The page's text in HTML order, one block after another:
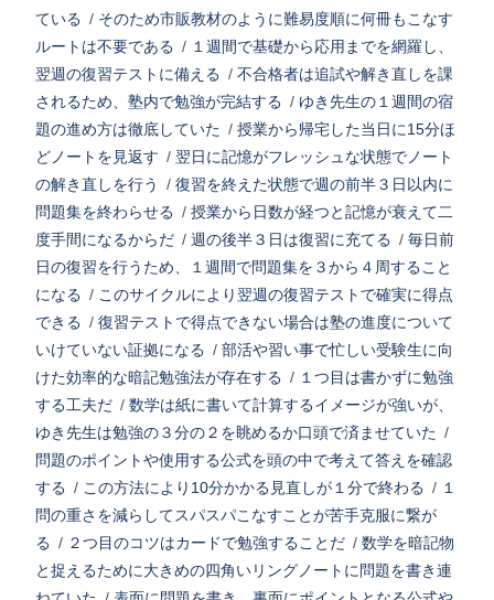
ている / そのため市販教材のように難易度順に何冊もこなす
ルートは不要である / １週間で基礎から応用までを網羅し、
翌週の復習テストに備える / 不合格者は追試や解き直しを課
されるため、塾内で勉強が完結する / ゆき先生の１週間の宿
題の進め方は徹底していた / 授業から帰宅した当日に15分ほ
どノートを見返す / 翌日に記憶がフレッシュな状態でノート
の解き直しを行う
/ 復習を終えた状態で週の前半３日以内に
問題集を終わらせる / 授業から日数が経つと記憶が衰えて二
度手間になるからだ / 週の後半３日は復習に充てる / 毎日前
日の復習を行うため、１週間で問題集を３から４周すること
になる / このサイクルにより翌週の復習テストで確実に得点
できる / 復習テストで得点できない場合は塾の進度について
いけていない証拠になる / 部活や習い事で忙しい受験生に向
けた効率的な暗記勉強法が存在する / １つ目は書かずに勉強
する工夫だ / 数学は紙に書いて計算するイメージが強いが、
ゆき先生は勉強の３分の２を眺めるか口頭で済ませていた /
問題のポイントや使用する公式を頭の中で考えて答えを確認
する / この方法により10分かかる見直しが１分で終わる / １
問の重さを減らしてスパスパこなすことが苦手克服に繋が
る / ２つ目のコツはカードで勉強することだ / 数学を暗記物
と捉えるために大きめの四角いリングノートに問題を書き連